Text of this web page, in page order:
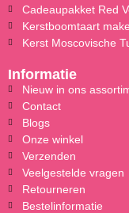
Cadeaupakket Red
Kerstboomtaart
Kerst Moscovische
Informatie
Nieuw in ons
Contact
Blogs
Onze winkel
Verzenden
Veelgestelde vragen
Retourneren
Bestelinformatie